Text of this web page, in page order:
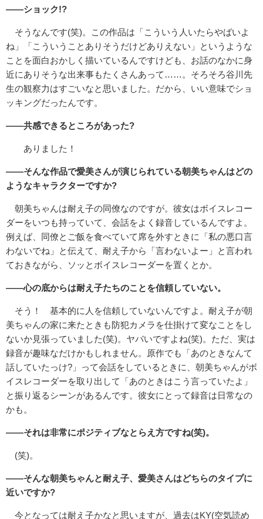
――ショック!?
そうなんです(笑)。この作品は「こういう人いたらやばいよ
ね」「こういうことありそうだけどありえない」というような
ことを面白おかしく描いているんですけども、お話のなかに身
近にありそうな出来事もたくさんあって……。そろそろ谷川先
生の観察力はすごいなと思いました。だから、いい意味でショ
ッキングだったんです。
――共感できるところがあった?
ありました！
――そんな作品で愛美さんが演じられている朝美ちゃんはどの
ようなキャラクターですか?
朝美ちゃんは耐え子の同僚なのですが。彼女はボイスレコー
ダーをいつも持っていて、会話をよく録音しているんですよ。
例えば、同僚とご飯を食べていて席を外すときに「私の悪口言
わないでね」と伝えて、耐え子から「言わないよー」と言われ
ておきながら、ソッとボイスレコーダーを置くとか。
――心の底からは耐え子たちのことを信頼していない。
そう！ 基本的に人を信頼していないんですよ。耐え子が朝
美ちゃんの家に来たときも防犯カメラを仕掛けて変なことをし
ないか見張っていました(笑)。ヤバいですよね(笑)。ただ、実は
録音が趣味なだけかもしれません。原作でも「あのときなんて
話していたっけ?」って会話をしているときに、朝美ちゃんがボ
イスレコーダーを取り出して「あのときはこう言っていたよ」
と振り返るシーンがあるんです。彼女にとって録音は日常なの
かも。
――それは非常にポジティブなとらえ方ですね(笑)。
(笑)。
――そんな朝美ちゃんと耐え子、愛美さんはどちらのタイプに
近いですか?
今となっては耐え子かなと思いますが、過去はKY(空気読め